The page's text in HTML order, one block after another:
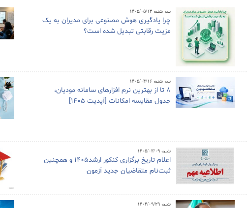
سه شنبه ۱۴۰۵/۰۵/۱۳
چرا یادگیری هوش مصنوعی برای مدیران به یک
مزیت رقابتی تبدیل شده است؟
سه شنبه ۱۴۰۵/۰۴/۱۶
8 تا از بهترین نرم افزارهای سامانه مودیان،
جدول مقایسه امکانات [آپدیت 1405]
شنبه ۱۴۰۵/۰۳/۰۹
اعلام تاریخ برگزاری کنکور ارشد1405 و همچنین
ثبت‌نام متقاضیان جدید آزمون
شنبه ۱۴۰۴/۰۹/۲۹